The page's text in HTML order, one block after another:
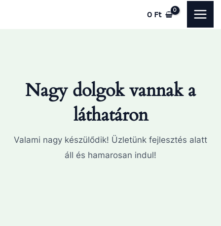
0 Ft
Nagy dolgok vannak a
láthatáron
Valami nagy készülődik! Üzletünk fejlesztés alatt
áll és hamarosan indul!